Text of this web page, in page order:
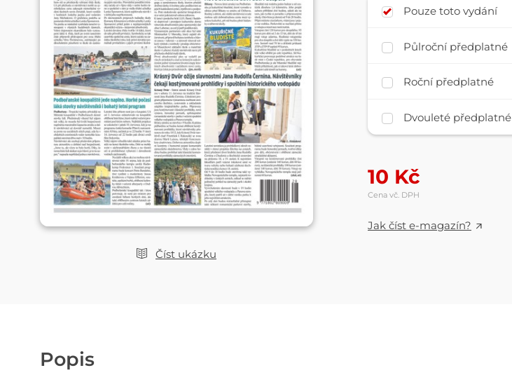
Číst ukázku
Pouze toto vydání
Půlroční předplatné
Roční předplatné
Dvouleté předplatné
10 Kč
Cena vč. DPH
Jak číst e-magazín?
Popis